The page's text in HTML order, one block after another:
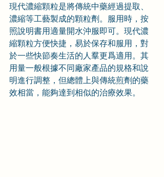
現代濃縮顆粒是將傳統中藥經過提取、
濃縮等工藝製成的顆粒劑。服用時，按
照說明書用適量開水沖服即可。現代濃
縮顆粒方便快捷，易於保存和服用，對
於一些快節奏生活的人羣更爲適用。其
用量一般根據不同廠家產品的規格和說
明進行調整，但總體上與傳統煎劑的藥
效相當，能夠達到相似的治療效果。